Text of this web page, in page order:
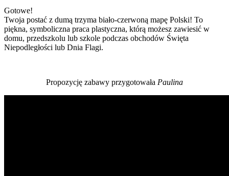
Gotowe!
Twoja postać z dumą trzyma biało-czerwoną mapę Polski! To
piękna, symboliczna praca plastyczna, którą możesz zawiesić w
domu, przedszkolu lub szkole podczas obchodów Święta
Niepodległości lub Dnia Flagi.
Propozycję zabawy przygotowała Paulina